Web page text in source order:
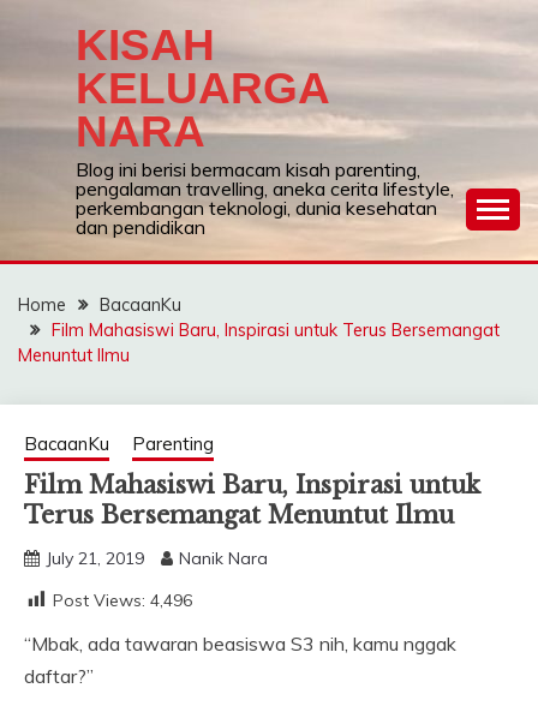
KISAH
KELUARGA
NARA
Blog ini berisi bermacam kisah parenting,
pengalaman travelling, aneka cerita lifestyle,
perkembangan teknologi, dunia kesehatan
dan pendidikan
Home
BacaanKu
Film Mahasiswi Baru, Inspirasi untuk Terus Bersemangat
Menuntut Ilmu
BacaanKu Parenting
Film Mahasiswi Baru, Inspirasi untuk
Terus Bersemangat Menuntut Ilmu
July 21, 2019
Nanik Nara
Post Views: 4,496
“Mbak, ada tawaran beasiswa S3 nih, kamu nggak
daftar?”